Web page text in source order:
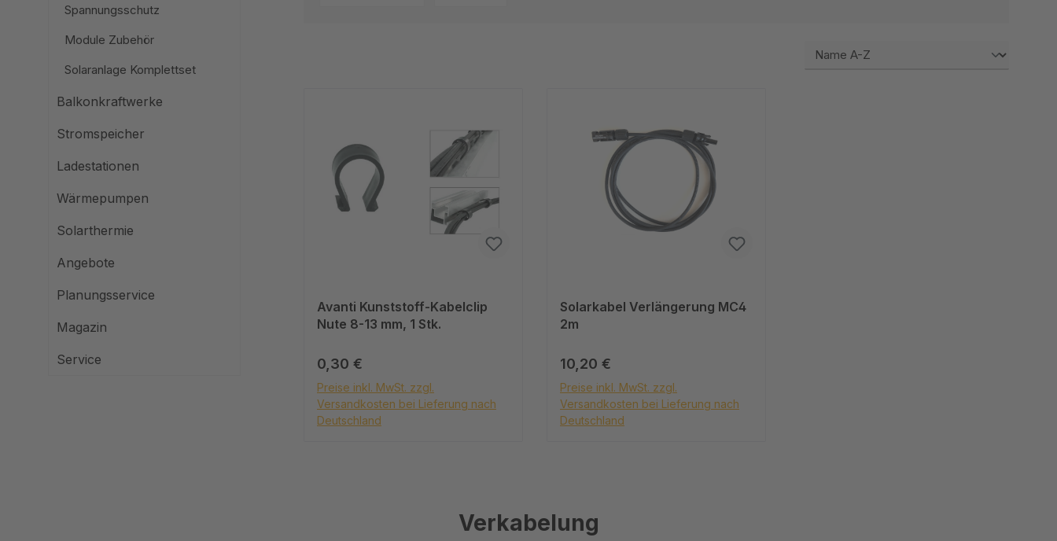
Spannungsschutz
Module Zubehör
Solaranlage Komplettset
Balkonkraftwerke
Stromspeicher
Ladestationen
Wärmepumpen
Solarthermie
Angebote
Planungsservice
Magazin
Service
Avanti Kunststoff-Kabelclip
Nute 8-13 mm, 1 Stk.
Regulärer Preis:
0,30 €
Preise inkl. MwSt. zzgl.
Versandkosten bei Lieferung nach
Deutschland
Solarkabel Verlängerung MC4
2m
Regulärer Preis:
10,20 €
Preise inkl. MwSt. zzgl.
Versandkosten bei Lieferung nach
Deutschland
Verkabelung